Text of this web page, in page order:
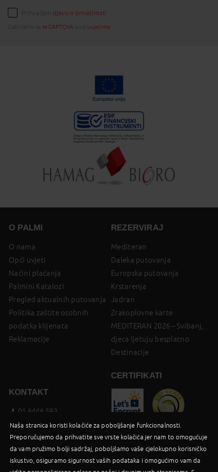
Prihvaćam izjavu o privatnosti
Zaštićeno sa reCAPTCHA uvjetima
O PALMI
O nama
Opći uvjeti
Načini plaćanja
Palmini Katalozi
Pregled aktualnih putovanja
Politika zaštite osobnih
podatka klijenata
Reklamacije
KONTAKT
01 6446 593
booking@palma-travel.hr
Poslovnica
Facebook
B2B Login
REZERVIRAJ
Mediteran
Daleka putovanja
Europska putovanja
Krstarenja
Jadran
Zrakoplovne karte
MEDITERAN 2026 – Svibanj,
djeca ljetuju besplatno
Destinacije
CERTIFIKATI
Naša stranica koristi kolačiće za poboljšanje funkcionalnosti.
Preporučujemo da prihvatite sve vrste kolačića jer nam to omogućuje
da vam pružimo bolji sadržaj, poboljšamo vaše cjelokupno korisničko
iskustvo, osiguramo sigurnost vaših podataka i omogućimo vam da